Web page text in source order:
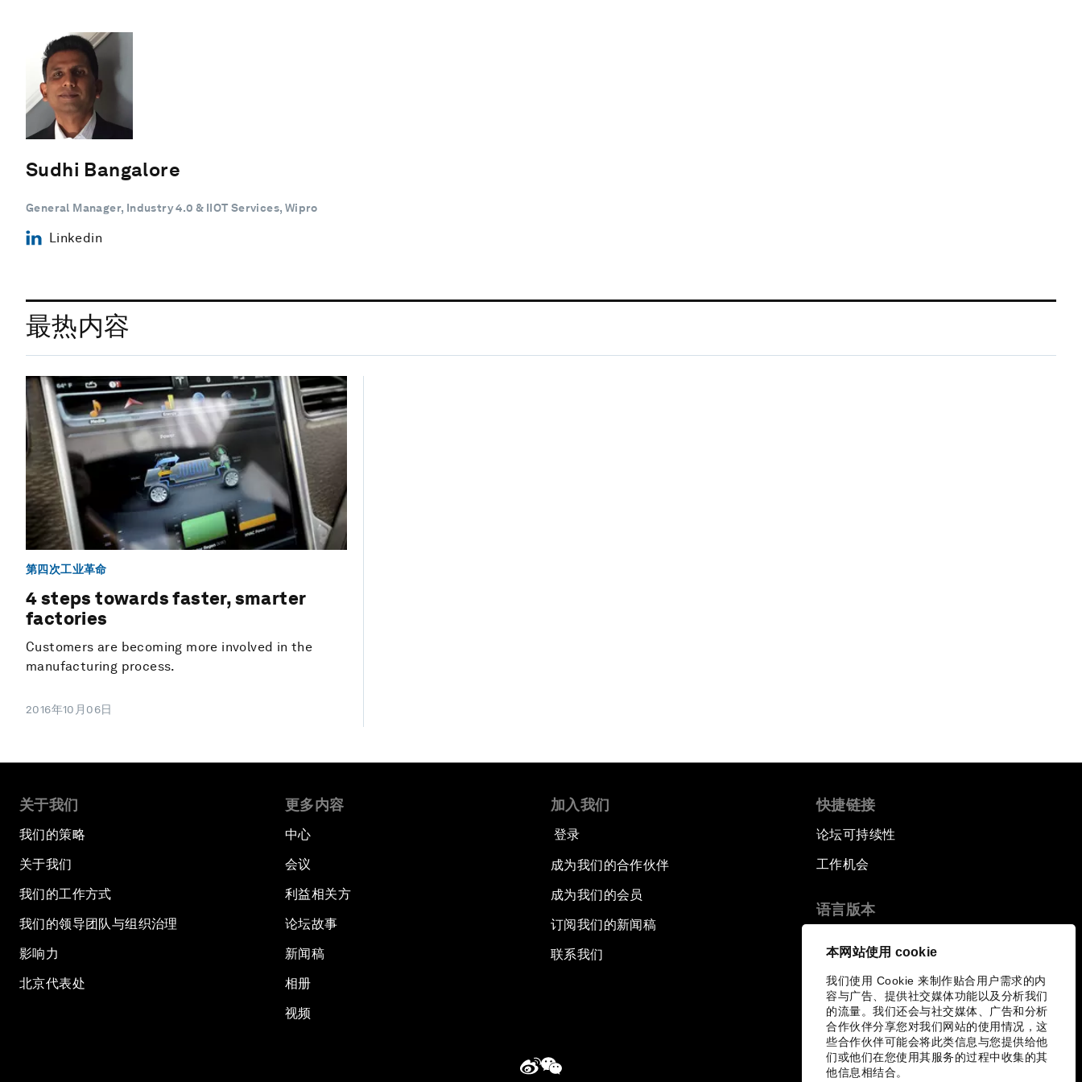
本网站使用 cookie
我们使用 Cookie 来制作贴合用户需求的内
容与广告、提供社交媒体功能以及分析我们
的流量。我们还会与社交媒体、广告和分析
合作伙伴分享您对我们网站的使用情况，这
些合作伙伴可能会将此类信息与您提供给他
们或他们在您使用其服务的过程中收集的其
他信息相结合。
Sudhi Bangalore
General Manager, Industry 4.0 & IIOT Services, Wipro
Linkedin
最热内容
第四次工业革命
4 steps towards faster, smarter
factories
Customers are becoming more involved in the
manufacturing process.
2016年10月06日
关于我们
我们的策略
关于我们
我们的工作方式
我们的领导团队与组织治理
影响力
北京代表处
更多内容
中心
会议
利益相关方
论坛故事
新闻稿
相册
视频
加入我们
登录
成为我们的合作伙伴
成为我们的会员
订阅我们的新闻稿
联系我们
快捷链接
论坛可持续性
工作机会
语言版本